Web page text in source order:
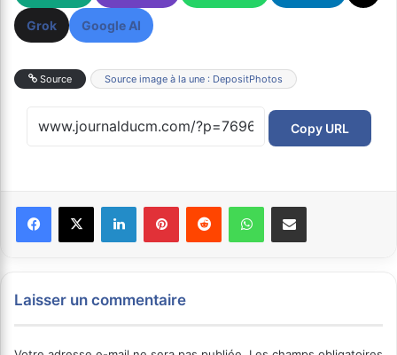
Grok Google AI
Source Source image à la une : DepositPhotos
Copy URL
Laisser un commentaire